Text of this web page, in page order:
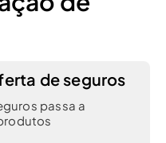
de seguros
passa a